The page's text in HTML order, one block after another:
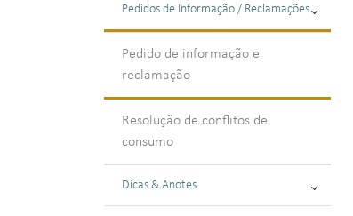
Pedidos de Informação / Reclamações
Pedido de informação e
reclamação
Resolução de conflitos de
consumo
Dicas & Anotes